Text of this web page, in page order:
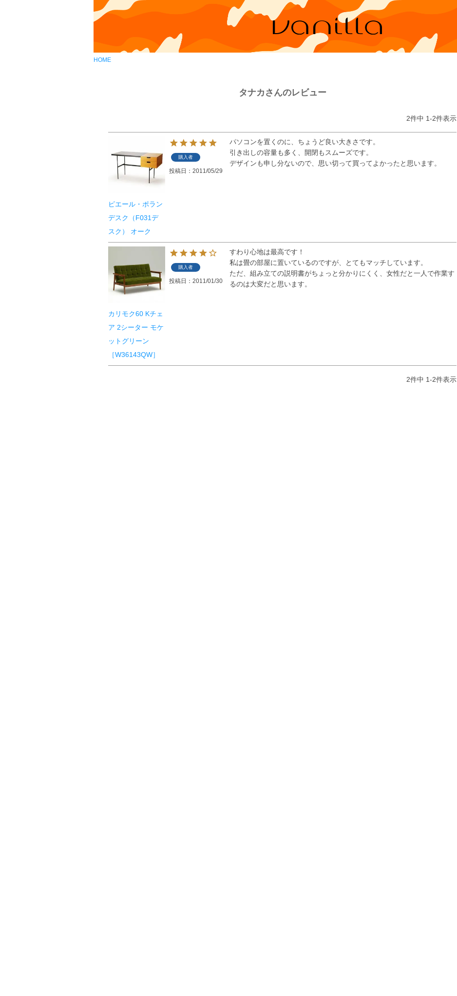
HOME
タナカさんのレビュー
2件中 1-2件表示
ピエール・ポラン
デスク（F031デ
スク） オーク
購入者
投稿日 2011/05/29
パソコンを置くのに、ちょうど良い大きさです。
引き出しの容量も多く、開閉もスムーズです。
デザインも申し分ないので、思い切って買ってよかったと思います。
カリモク60 Kチェ
ア 2シーター モケ
ットグリーン
［W36143QW］
購入者
投稿日 2011/01/30
すわり心地は最高です！
私は畳の部屋に置いているのですが、とてもマッチしています。
ただ、組み立ての説明書がちょっと分かりにくく、女性だと一人で作業す
るのは大変だと思います。
2件中 1-2件表示
検索